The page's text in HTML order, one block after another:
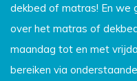
dekbed of matras! En we
over het matras of
maandag tot en met
bereiken via